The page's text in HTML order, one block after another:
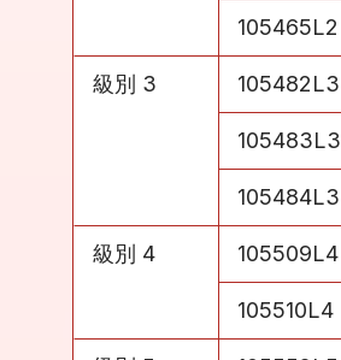
105465L2
級別 3 105482L3
105483L3
105484L3
級別 4 105509L4
105510L4